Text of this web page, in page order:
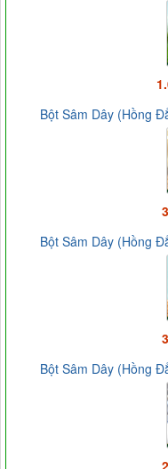
Bột Sâm Dây (Hồng
Bột Sâm Dây (Hồng
Bột Sâm Dây (Hồng